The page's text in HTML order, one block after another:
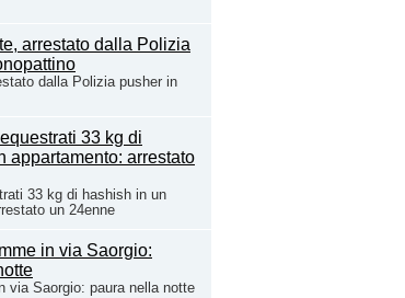
dalla Polizia pusher in
33 kg di hashish in un
un 24enne
via Saorgio: paura nella notte